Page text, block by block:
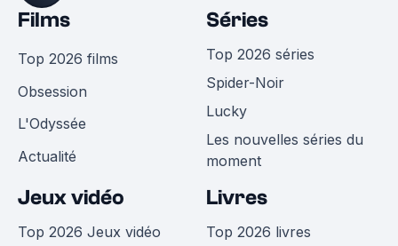
Films
Top 2026 films
Obsession
L'Odyssée
Actualité
Séries
Top 2026 séries
Spider-Noir
Lucky
Les nouvelles séries du
moment
Jeux vidéo
Top 2026 Jeux vidéo
Livres
Top 2026 livres